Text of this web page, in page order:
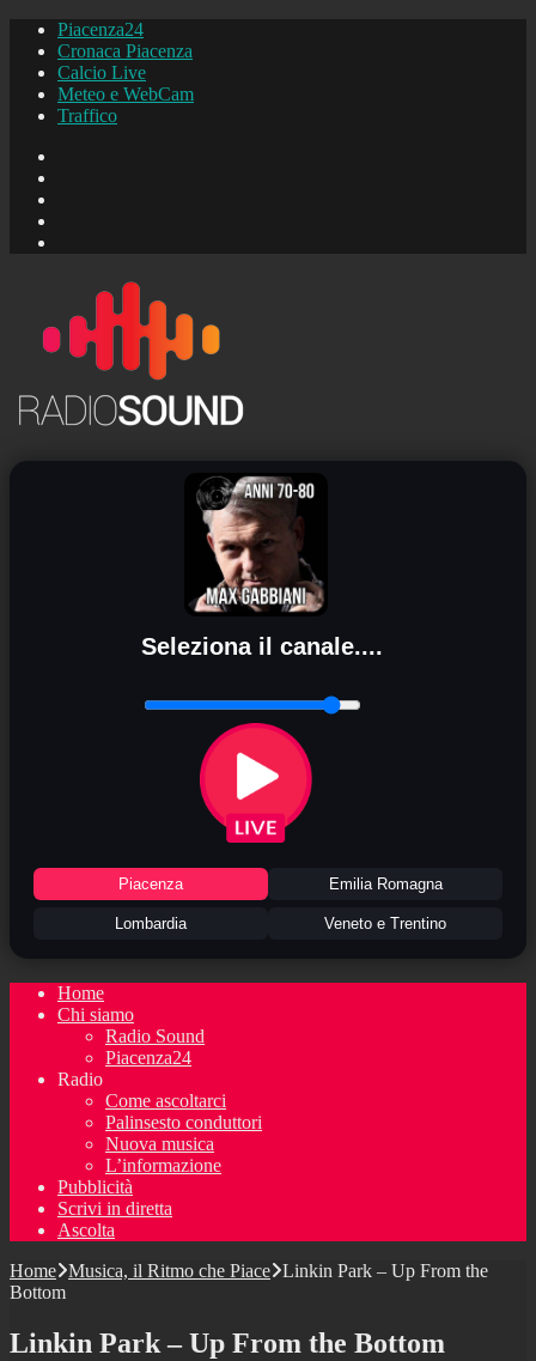
Piacenza24
Cronaca Piacenza
Calcio Live
Meteo e WebCam
Traffico
Seleziona il canale....
Piacenza Emilia Romagna
Lombardia Veneto e Trentino
Home
Chi siamo
Radio Sound
Piacenza24
Radio
Come ascoltarci
Palinsesto conduttori
Nuova musica
L’informazione
Pubblicità
Scrivi in diretta
Ascolta
Home Musica, il Ritmo che Piace Linkin Park – Up From the
Bottom
Linkin Park – Up From the Bottom